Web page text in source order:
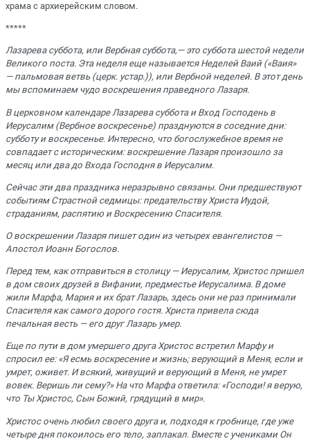
храма с архиерейским словом.
*****
Лазарева суббота, или Вербная суббота,— это суббота шестой недели
Великого поста. Эта неделя еще называется Неделей Ваий («Ваия»
— пальмовая ветвь (церк. устар.)), или Вербной неделей. В этот день
мы вспоминаем чудо воскрешения праведного Лазаря.
В церковном календаре Лазарева суббота и Вход Господень в
Иерусалим (Вербное воскресенье) празднуются в соседние дни:
субботу и воскресенье. Интересно, что богослужебное время не
совпадает с историческим: воскрешение Лазаря произошло за
месяц или два до Входа Господня в Иерусалим.
Сейчас эти два праздника неразрывно связаны. Они предшествуют
событиям Страстной седмицы: предательству Христа Иудой,
страданиям, распятию и Воскресению Спасителя.
О воскрешении Лазаря пишет один из четырех евангелистов —
Апостол Иоанн Богослов.
Перед тем, как отправиться в столицу — Иерусалим, Христос пришел
в дом своих друзей в Вифании, предместье Иерусалима. В доме
жили Марфа, Мария и их брат Лазарь, здесь они не раз принимали
Спасителя как самого дорого гостя. Христа привела сюда
печальная весть — его друг Лазарь умер.
Еще по пути в дом умершего друга Христос встретил Марфу и
спросил ее: «Я есмь воскресение и жизнь; верующий в Меня, если и
умрет, оживет. И всякий, живущий и верующий в Меня, не умрет
вовек. Веришь ли сему?» На что Марфа ответила: «Господи! я верую,
что Ты Христос, Сын Божий, грядущий в мир».
Христос очень любил своего друга и, подходя к гробнице, где уже
четыре дня покоилось его тело, заплакал. Вместе с учениками Он